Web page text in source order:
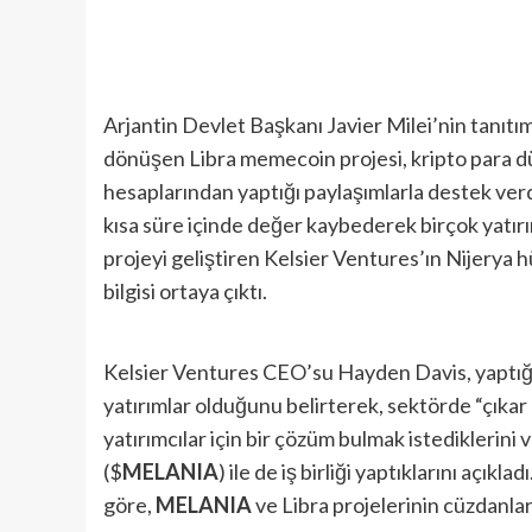
Arjantin Devlet Başkanı Javier Milei’nin
dönüşen Libra memecoin projesi, kripto para
hesaplarından yaptığı paylaşımlarla destek
kısa süre içinde değer kaybederek birçok
projeyi geliştiren Kelsier Ventures’ın Nijerya
bilgisi ortaya çıktı.
Kelsier Ventures CEO’su Hayden Davis,
yatırımlar olduğunu belirterek, sektörde “çıkar
yatırımcılar için bir çözüm bulmak istediklerini
($MELANIA) ile de iş birliği yaptıklarını
göre, MELANIAve Libra projelerinin